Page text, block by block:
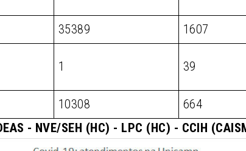
35389 1607
1 39
10308 664
- NVE/SEH (HC) - LPC (HC) - CCIH